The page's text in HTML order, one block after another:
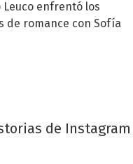
de Instagram